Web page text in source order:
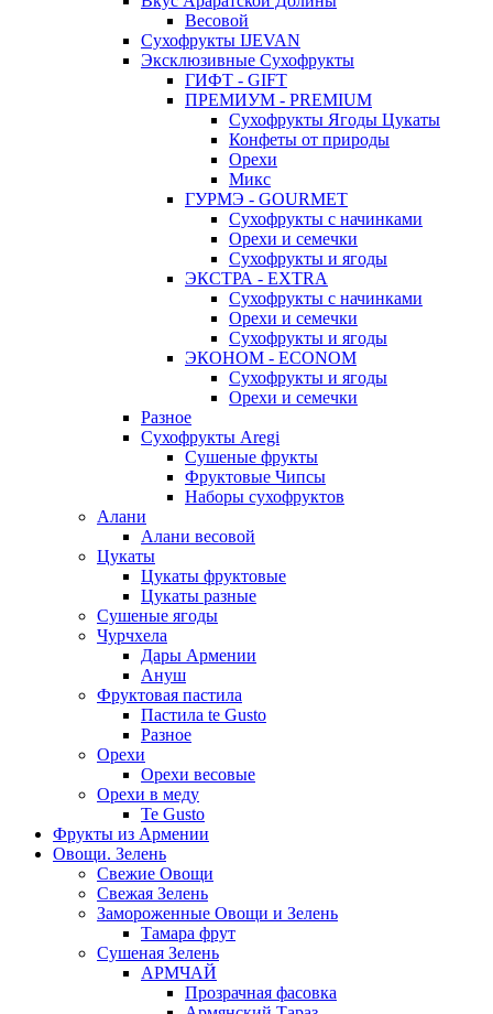
Весовой
Сухофрукты IJEVAN
Эксклюзивные Сухофрукты
ГИФТ - GIFT
ПРЕМИУМ - PREMIUM
Сухофрукты Ягоды Цукаты
Конфеты от природы
Орехи
Микс
ГУРМЭ - GOURMET
Сухофрукты с начинками
Орехи и семечки
Сухофрукты и ягоды
ЭКСТРА - EXTRA
Сухофрукты с начинками
Орехи и семечки
Сухофрукты и ягоды
ЭКОНОМ - ECONOM
Сухофрукты и ягоды
Орехи и семечки
Разное
Сухофрукты Aregi
Сушеные фрукты
Фруктовые Чипсы
Наборы сухофруктов
Алани
Алани весовой
Цукаты
Цукаты фруктовые
Цукаты разные
Сушеные ягоды
Чурчхела
Дары Армении
Ануш
Фруктовая пастила
Пастила te Gusto
Разное
Орехи
Орехи весовые
Орехи в меду
Te Gusto
Фрукты из Армении
Овощи. Зелень
Свежие Овощи
Свежая Зелень
Замороженные Овощи и Зелень
Тамара фрут
Сушеная Зелень
АРМЧАЙ
Прозрачная фасовка